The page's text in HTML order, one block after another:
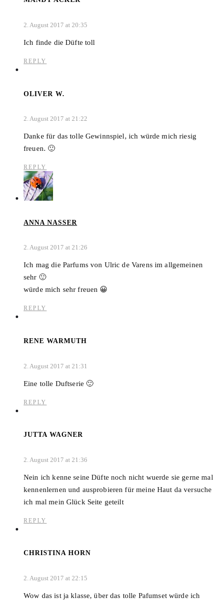
2. August 2017 at 20:35
Ich finde die Düfte toll
REPLY
OLIVER W.
2. August 2017 at 21:22
Danke für das tolle Gewinnspiel, ich würde mich riesig
freuen. 🙂
REPLY
ANNA NASSER
2. August 2017 at 21:26
Ich mag die Parfums von Ulric de Varens im allgemeinen
sehr 🙂
würde mich sehr freuen 😀
REPLY
RENE WARMUTH
2. August 2017 at 21:31
Eine tolle Duftserie 🙂
REPLY
JUTTA WAGNER
2. August 2017 at 21:36
Nein ich kenne seine Düfte noch nicht wuerde sie gerne mal
kennenlernen und ausprobieren für meine Haut da versuche
ich mal mein Glück Seite geteilt
REPLY
CHRISTINA HORN
2. August 2017 at 22:15
Wow das ist ja klasse, über das tolle Pafumset würde ich